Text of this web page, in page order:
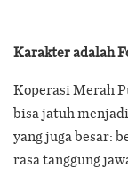
Karakter adalah
Koperasi Merah
bisa jatuh
yang juga besar:
rasa tanggung